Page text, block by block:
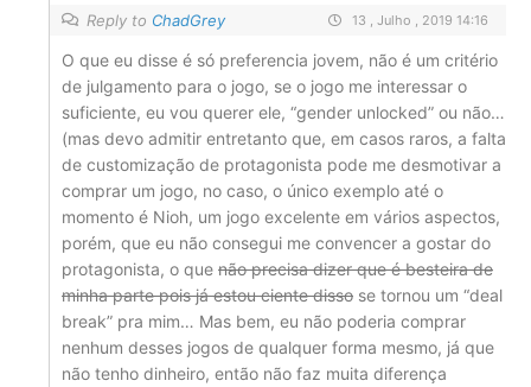
Reply to ChadGrey 13 , Julho , 2019 14:16
O que eu disse é só preferencia jovem, não é um critério
de julgamento para o jogo, se o jogo me interessar o
suficiente, eu vou querer ele, “gender unlocked” ou não…
(mas devo admitir entretanto que, em casos raros, a falta
de customização de protagonista pode me desmotivar a
comprar um jogo, no caso, o único exemplo até o
momento é Nioh, um jogo excelente em vários aspectos,
porém, que eu não consegui me convencer a gostar do
protagonista, o que não precisa dizer que é besteira de
minha parte pois já estou ciente disso se tornou um “deal
break” pra mim… Mas bem, eu não poderia comprar
nenhum desses jogos de qualquer forma mesmo, já que
não tenho dinheiro, então não faz muita diferença